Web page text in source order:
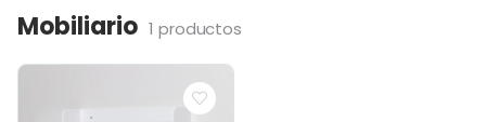
Mobiliario 1 productos